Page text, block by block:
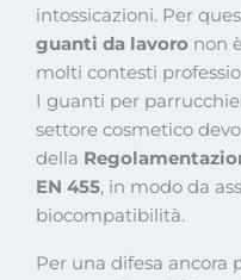
intossicazioni. Per
guanti da lavoro non
molti contesti
I guanti per
settore cosmetico
della
EN 455, in modo da
biocompatibilità.
Per una difesa ancora